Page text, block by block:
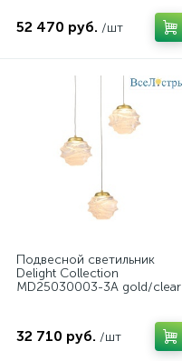
52 470 руб. /шт
Подвесной светильник
Delight Collection
MD25030003-3A gold/clear
32 710 руб. /шт